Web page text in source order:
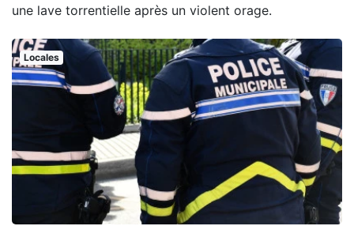
une lave torrentielle après un violent orage.
Locales